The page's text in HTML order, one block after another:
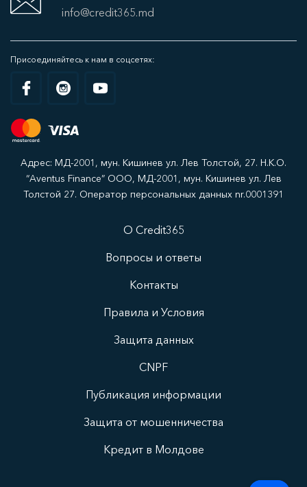
info@credit365.md
Адрес: МД-2001, мун. Кишинев ул. Лев Толстой, 27. Н.К.О.
“Aventus Finance” ООО, МД-2001, мун. Кишинев ул. Лев
Толстой 27. Оператор персональных данных nr.0001391
Присоединяйтесь к нам в соцсетях:
О Credit365
Вопросы и ответы
Контакты
Правила и Условия
Защита данных
CNPF
Публикация информации
Защита от мошенничества
Кредит в Молдове